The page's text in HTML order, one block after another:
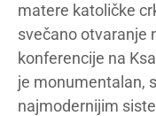
matere katoličke
svečano otvaranje
konferencije na
je monumentalan,
najmodernijim